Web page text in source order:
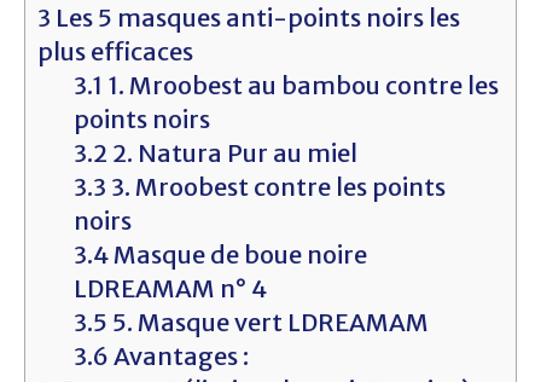
3 Les 5 masques anti-points noirs les
plus efficaces
3.1 1. Mroobest au bambou contre les
points noirs
3.2 2. Natura Pur au miel
3.3 3. Mroobest contre les points
noirs
3.4 Masque de boue noire
LDREAMAM n° 4
3.5 5. Masque vert LDREAMAM
3.6 Avantages :